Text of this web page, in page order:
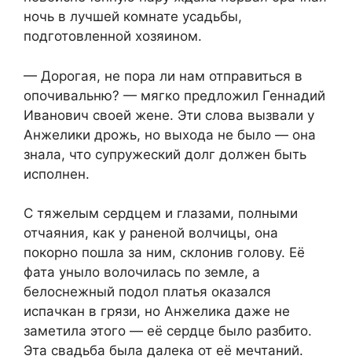
ночь в лучшей комнате усадьбы,
подготовленной хозяином.
— Дорогая, не пора ли нам отправиться в
опочивальню? — мягко предложил Геннадий
Иванович своей жене. Эти слова вызвали у
Анжелики дрожь, но выхода не было — она
знала, что супружеский долг должен быть
исполнен.
С тяжелым сердцем и глазами, полными
отчаяния, как у раненой волчицы, она
покорно пошла за ним, склонив голову. Её
фата уныло волочилась по земле, а
белоснежный подол платья оказался
испачкан в грязи, но Анжелика даже не
заметила этого — её сердце было разбито.
Эта свадьба была далека от её мечтаний.